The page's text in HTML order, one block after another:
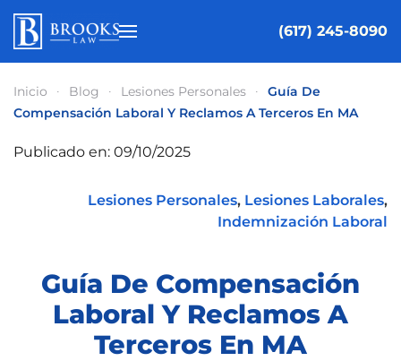
Ir al contenido principal
(617) 245-8090
Inicio Blog Lesiones Personales
Guía De
Compensación Laboral Y Reclamos A Terceros En MA
Publicado en: 09/10/2025
Lesiones Personales, Lesiones Laborales,
Indemnización Laboral
Guía De Compensación
Laboral Y Reclamos A
Terceros En MA